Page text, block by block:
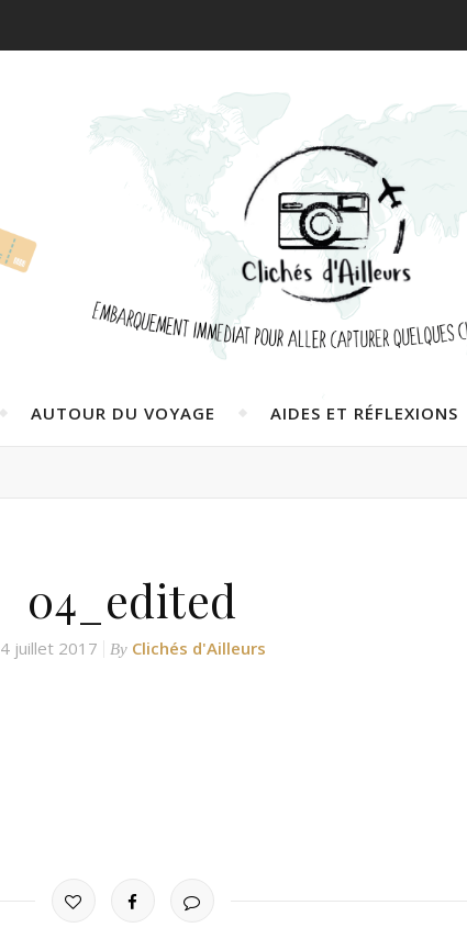
AUTOUR DU VOYAGE AIDES ET RÉFLEXIONS
04_edited
4 juillet 2017 By Clichés d'Ailleurs